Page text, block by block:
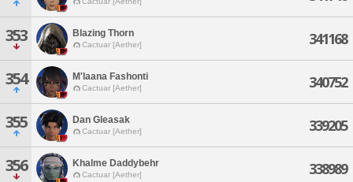
353 Blazing Thorn
Cactuar [Aether] 341168
354 M'laana Fashonti
Cactuar [Aether] 340752
355 Dan Gleasak
Cactuar [Aether] 339205
356 Khalme Daddybehr
Cactuar [Aether] 338989